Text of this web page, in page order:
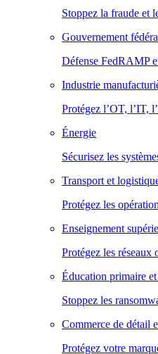
Stoppez la fraude et
Gouvernement
Défense FedRAMP
Industrie
Protégez l’OT, l’IT,
Énergie
Sécurisez les
Transport et
Protégez les
Enseignement
Protégez les réseaux
Éducation primaire
Stoppez les
Commerce de détail
Protégez votre